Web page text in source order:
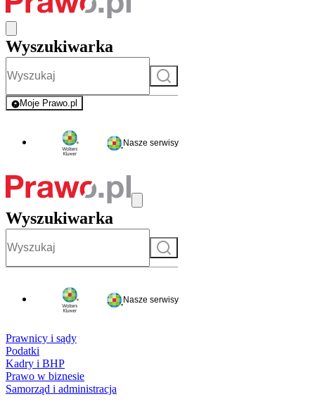
Wyszukiwarka
Szukaj
Moje Prawo.pl
- rejestracja i logowanie do serwisu
Nasze serwisy
Wyszukiwarka
Szukaj
Nasze serwisy
Prawnicy i sądy
Podatki
Kadry i BHP
Prawo w biznesie
Samorząd i administracja